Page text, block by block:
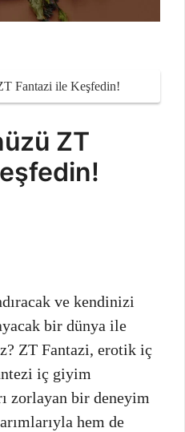
Fantazi ile Keşfedin!
ZT
ve kendinizi
bir dünya ile
ZT Fantazi, erotik iç
iç giyim
zorlayan bir deneyim
hem de